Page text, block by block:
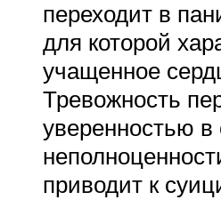
переходит в
для которой
учащенное
Тревожность
уверенностью в
приводит к